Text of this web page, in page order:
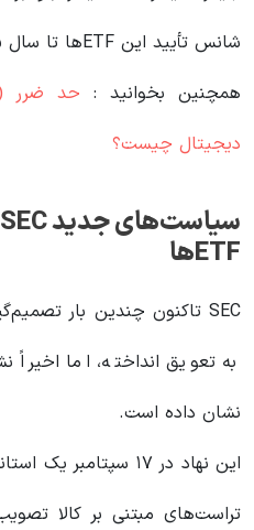
شانس تأیید این ETFها تا سال ۲۰۲۵ بیش از ۹۰ درصد است.
همچنین بخوانید :
دیجیتال چیست؟
ETFها
به تعویق انداخته، اما اخیراً
نشان داده است.
این نهاد در ۱۷
تراست‌های مبتنی بر کالا